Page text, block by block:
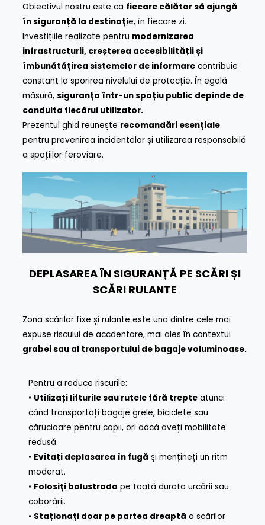
Obiectivul nostru este ca fiecare călător să ajungă
în siguranță la destinație, în fiecare zi.
Investițiile realizate pentru modernizarea
infrastructurii, creșterea accesibilității și
îmbunătățirea sistemelor de informare contribuie
constant la sporirea nivelului de protecție. În egală
măsură,siguranța într-un spațiu public depinde de
conduita fiecărui utilizator.
Prezentul ghid reunește recomandări esențiale
pentru prevenirea incidentelor și utilizarea responsabilă
a spațiilor feroviare.
DEPLASAREA ÎN SIGURANȚĂ PE SCĂRI ȘI
SCĂRI RULANTE
Zona scărilor fixe și rulante este una dintre cele mai
expuse riscului de accdentare, mai ales în contextul
grabei sau al transportului de bagaje voluminoase.
Pentru a reduce riscurile:
• Utilizați lifturile sau rutele fără trepte atunci
când transportați bagaje grele, biciclete sau
cărucioare pentru copii, ori dacă aveți mobilitate
redusă.
• Evitați deplasarea în fugă și mențineți un ritm
moderat.
• Folosiți balustrada pe toată durata urcării sau
coborârii.
• Staționați doar pe partea dreaptă a scărilor